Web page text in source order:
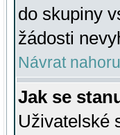
do skupiny
žádosti
Návrat nahoru
Jak se
Uživatelské